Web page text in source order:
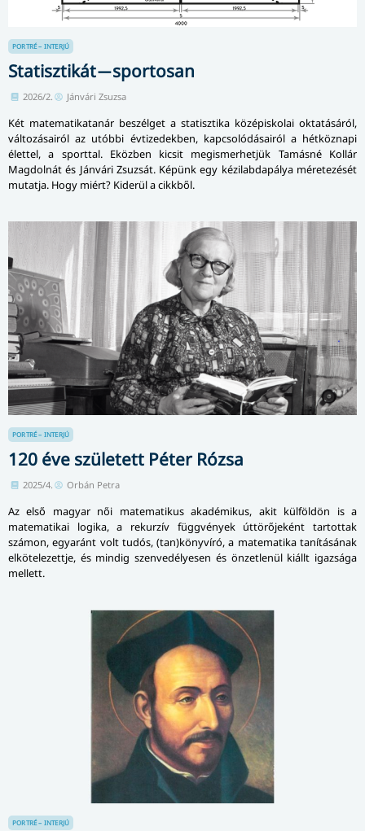
PORTRÉ – INTERJÚ
Statisztikát ̶ sportosan
2026/2. Jánvári Zsuzsa
Két matematikatanár beszélget a statisztika középiskolai oktatásáról,
változásairól az utóbbi évtizedekben, kapcsolódásairól a hétköznapi
élettel, a sporttal. Eközben kicsit megismerhetjük Tamásné Kollár
Magdolnát és Jánvári Zsuzsát. Képünk egy kézilabdapálya méretezését
mutatja. Hogy miért? Kiderül a cikkből.
PORTRÉ – INTERJÚ
120 éve született Péter Rózsa
2025/4. Orbán Petra
Az első magyar női matematikus akadémikus, akit külföldön is a
matematikai logika, a rekurzív függvények úttörőjeként tartottak
számon, egyaránt volt tudós, (tan)könyvíró, a matematika tanításának
elkötelezettje, és mindig szenvedélyesen és önzetlenül kiállt igazsága
mellett.
PORTRÉ – INTERJÚ